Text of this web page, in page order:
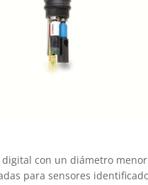
digital con un diámetro
para sensores